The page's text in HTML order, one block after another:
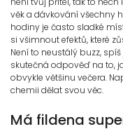
věk a dávkování všechny
hodiny je často sladké
si všimnout efektů, které
Není to neustálý buzz,
skutečná odpověď na to,
obvykle většinu večera.
chemii dělat svou věc.
Má fildena